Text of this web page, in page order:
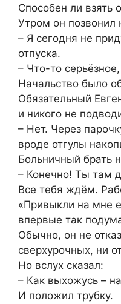
Способен ли взять
Утром он позвонил
– Я сегодня не
отпуска.
– Что-то
Начальство было
Обязательный
и никого не
– Нет. Через
вроде отгулы
Больничный брать
– Конечно! Ты там
Все тебя ждём.
«Привыкли на мне
впервые так
Обычно, он не
сверхурочных, ни
Но вслух сказал:
– Как выхожусь –
И положил трубку.